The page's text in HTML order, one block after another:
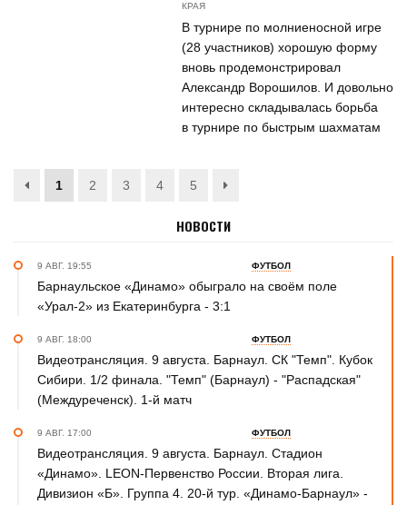
КРАЯ
В турнире по молниеносной игре
(28 участников) хорошую форму
вновь продемонстрировал
Александр Ворошилов. И довольно
интересно складывалась борьба
в турнире по быстрым шахматам
1 2 3 4 5
НОВОСТИ
9 АВГ. 19:55 ФУТБОЛ
Барнаульское «Динамо» обыграло на своём поле
«Урал-2» из Екатеринбурга - 3:1
9 АВГ. 18:00 ФУТБОЛ
Видеотрансляция. 9 августа. Барнаул. СК "Темп". Кубок
Сибири. 1/2 финала. "Темп" (Барнаул) - "Распадская"
(Междуреченск). 1-й матч
9 АВГ. 17:00 ФУТБОЛ
Видеотрансляция. 9 августа. Барнаул. Стадион
«Динамо». LEON-Первенство России. Вторая лига.
Дивизион «Б». Группа 4. 20-й тур. «Динамо-Барнаул» -